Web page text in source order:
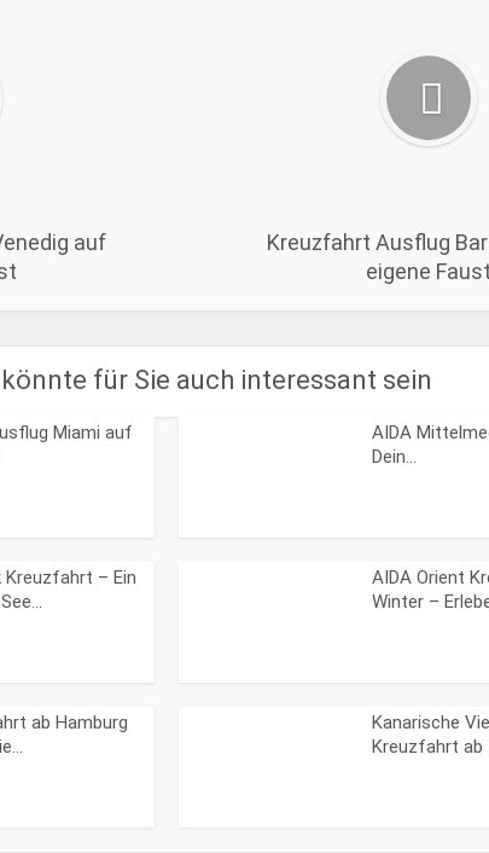
auf
Kreuzfahrt Ausflug
eigene Faust
könnte für Sie auch interessant sein
Miami auf
AIDA
Dein...
Kreuzfahrt – Ein
AIDA Orient
Winter –
ab Hamburg
Kanarische
Kreuzfahrt